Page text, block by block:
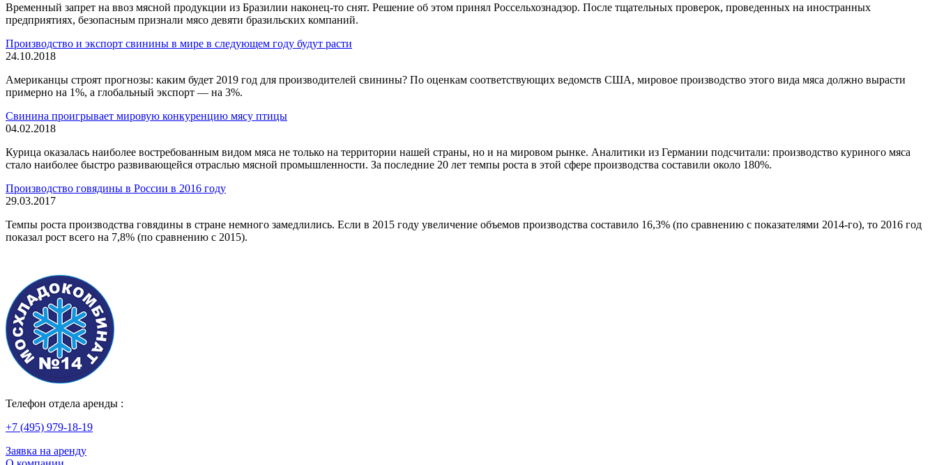
Временный запрет на ввоз мясной продукции из Бразилии наконец-то снят. Решение об этом принял Россельхознадзор. После тщательных проверок, проведенных на иностранных
предприятиях, безопасным признали мясо девяти бразильских компаний.
Производство и экспорт свинины в мире в следующем году будут расти
24.10.2018
Американцы строят прогнозы: каким будет 2019 год для производителей свинины? По оценкам соответствующих ведомств США, мировое производство этого вида мяса должно вырасти
примерно на 1%, а глобальный экспорт — на 3%.
Свинина проигрывает мировую конкуренцию мясу птицы
04.02.2018
Курица оказалась наиболее востребованным видом мяса не только на территории нашей страны, но и на мировом рынке. Аналитики из Германии подсчитали: производство куриного мяса
стало наиболее быстро развивающейся отраслью мясной промышленности. За последние 20 лет темпы роста в этой сфере производства составили около 180%.
Производство говядины в России в 2016 году
29.03.2017
Темпы роста производства говядины в стране немного замедлились. Если в 2015 году увеличение объемов производства составило 16,3% (по сравнению с показателями 2014-го), то 2016 год
показал рост всего на 7,8% (по сравнению с 2015).
Телефон отдела аренды :
+7 (495) 979-18-19
Заявка на аренду